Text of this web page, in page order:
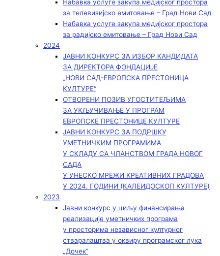
Набавка услуге закупа медијског простора
за телевизијско емитовање – Град Нови Сад
Набавка услуге закупа медијског простора
за радијско емитовање – Град Нови Сад
2024
ЈАВНИ КОНКУРС ЗА ИЗБОР КАНДИДАТА
ЗА ДИРЕКТОРА ФОНДАЦИЈЕ
„НОВИ САД-ЕВРОПСКА ПРЕСТОНИЦА
КУЛТУРЕ“
ОТВОРЕНИ ПОЗИВ УГОСТИТЕЉИМА
ЗА УКЉУЧИВАЊЕ У ПРОГРАМ
ЕВРОПСКЕ ПРЕСТОНИЦЕ КУЛТУРЕ
ЈАВНИ КОНКУРС ЗА ПОДРШКУ
УМЕТНИЧКИМ ПРОГРАМИМА
У СКЛАДУ СА ЧЛАНСТВОМ ГРАДА НОВОГ
САДА
У УНЕСКО МРЕЖИ КРЕАТИВНИХ ГРАДОВА
У 2024. ГОДИНИ (КАЛЕИДОСКОП КУЛТУРЕ)
2023
Јавни конкурс у циљу финансирања
реализације уметничких програма
у просторима независног културног
стваралаштва у оквиру програмског лука
„Дочек”